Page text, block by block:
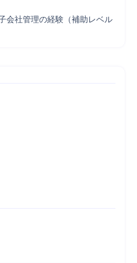
会社管理の経験（補助レベル